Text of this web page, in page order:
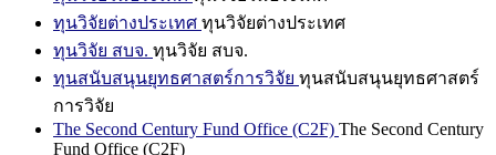
ทุนวิจัยต่างประเทศ ทุนวิจัยต่างประเทศ
ทุนวิจัย สบจ. ทุนวิจัย สบจ.
ทุนสนับสนุนยุทธศาสตร์การวิจัย ทุนสนับสนุนยุทธศาสตร์
การวิจัย
The Second Century Fund Office (C2F) The Second Century
Fund Office (C2F)